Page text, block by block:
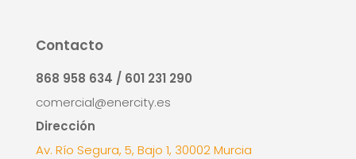
Contacto
868 958 634 / 601 231 290
comercial@enercity.es
Dirección
Av. Río Segura, 5, Bajo 1, 30002 Murcia